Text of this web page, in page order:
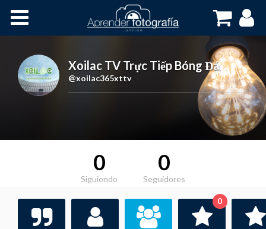
Cursos OnLine
Xoilac TV Trực Tiếp Bóng Đá,
@xoilac365xttv
0
Siguiendo
0
Seguidores
0